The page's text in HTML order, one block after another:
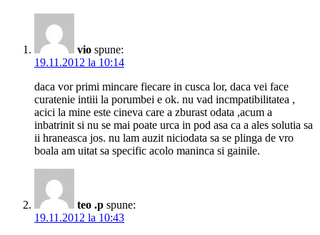
vio spune:
19.11.2012 la 10:14
daca vor primi mincare fiecare in cusca lor, daca vei face
curatenie intiii la porumbei e ok. nu vad incmpatibilitatea ,
acici la mine este cineva care a zburast odata ,acum a
inbatrinit si nu se mai poate urca in pod asa ca a ales solutia sa
ii hraneasca jos. nu lam auzit niciodata sa se plinga de vro
boala am uitat sa specific acolo maninca si gainile.
teo .p spune:
19.11.2012 la 10:43